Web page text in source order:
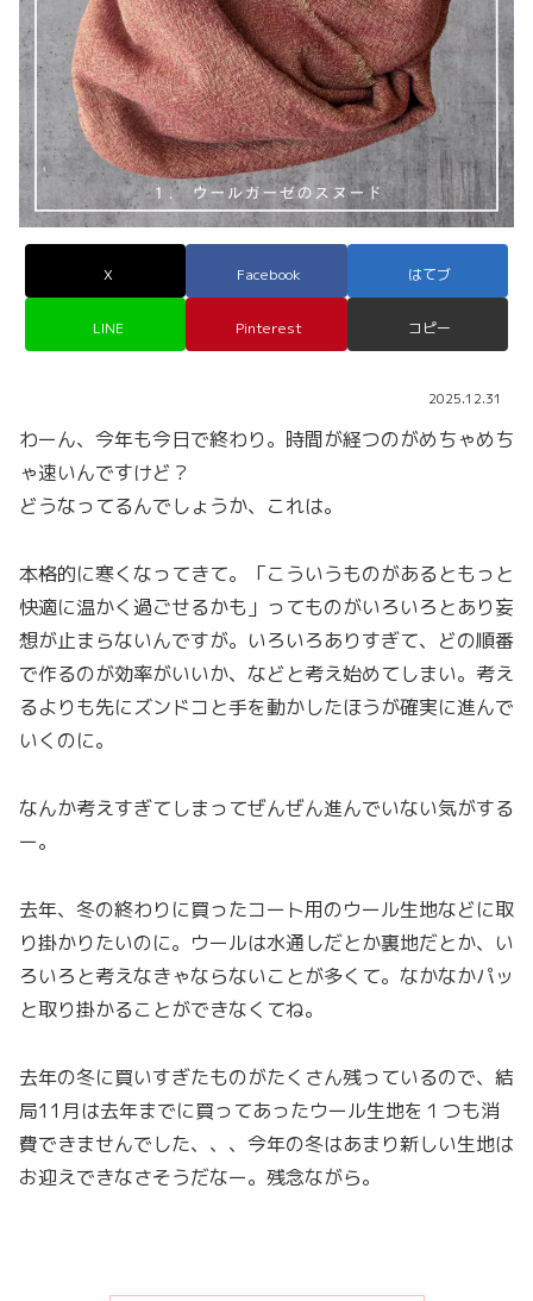
X Facebook はてブ
LINE Pinterest コピー
2025.12.31
わーん、今年も今日で終わり。時間が経つのがめちゃめち
ゃ速いんですけど？
どうなってるんでしょうか、これは。
本格的に寒くなってきて。「こういうものがあるともっと
快適に温かく過ごせるかも」ってものがいろいろとあり妄
想が止まらないんですが。いろいろありすぎて、どの順番
で作るのが効率がいいか、などと考え始めてしまい。考え
るよりも先にズンドコと手を動かしたほうが確実に進んで
いくのに。
なんか考えすぎてしまってぜんぜん進んでいない気がする
ー。
去年、冬の終わりに買ったコート用のウール生地などに取
り掛かりたいのに。ウールは水通しだとか裏地だとか、い
ろいろと考えなきゃならないことが多くて。なかなかパッ
と取り掛かることができなくてね。
去年の冬に買いすぎたものがたくさん残っているので、結
局11月は去年までに買ってあったウール生地を１つも消
費できませんでした、、、今年の冬はあまり新しい生地は
お迎えできなさそうだなー。残念ながら。